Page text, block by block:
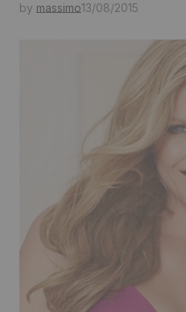
by massimo13/08/2015